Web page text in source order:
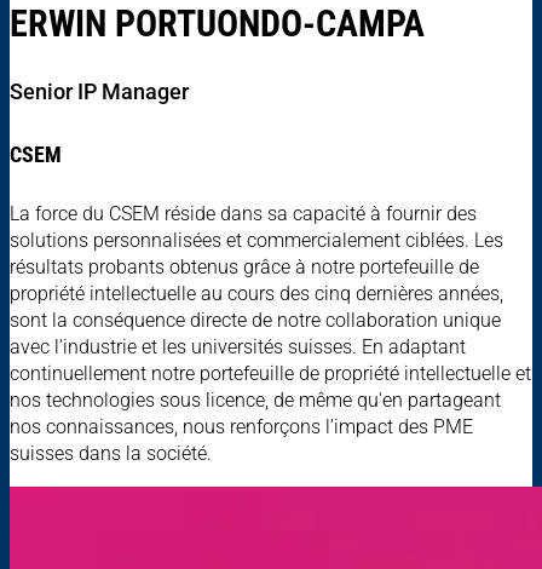
ERWIN PORTUONDO-CAMPA
Senior IP Manager
CSEM
La force du CSEM réside dans sa capacité à fournir des
solutions personnalisées et commercialement ciblées. Les
résultats probants obtenus grâce à notre portefeuille de
propriété intellectuelle au cours des cinq dernières années,
sont la conséquence directe de notre collaboration unique
avec l’industrie et les universités suisses. En adaptant
continuellement notre portefeuille de propriété intellectuelle et
nos technologies sous licence, de même qu'en partageant
nos connaissances, nous renforçons l’impact des PME
suisses dans la société.